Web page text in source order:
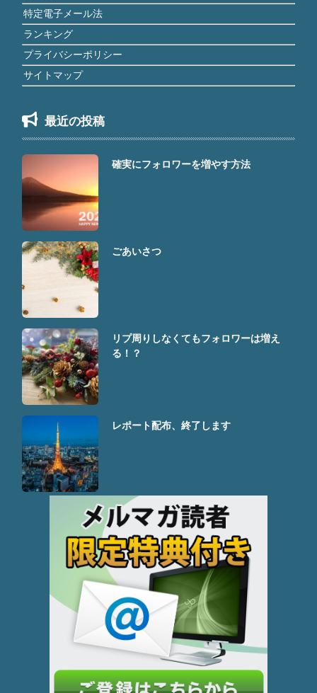
特定電子メール法
ランキング
プライバシーポリシー
サイトマップ
最近の投稿
確実にフォロワーを増やす方法
ごあいさつ
リプ周りしなくてもフォロワーは増え
る！？
レポート配布、終了します